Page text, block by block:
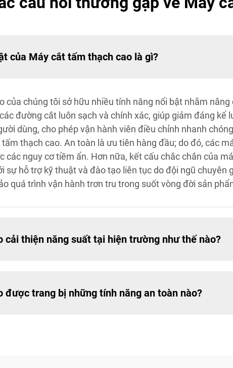
của Máy cắt tấm thạch cao là gì?
của chúng tôi sở hữu nhiều tính năng nổi bật nhằm
đường cắt luôn sạch và chính xác, giúp giảm đáng
dùng, cho phép vận hành viên điều chỉnh nhanh
thạch cao. An toàn là ưu tiên hàng đầu; do đó, các
các nguy cơ tiềm ẩn. Hơn nữa, kết cấu chắc chắn của
sự hỗ trợ kỹ thuật và đào tạo liên tục do đội ngũ
quá trình vận hành trơn tru trong suốt vòng đời sản
cải thiện năng suất tại hiện trường như thế nào?
được trang bị những tính năng an toàn nào?